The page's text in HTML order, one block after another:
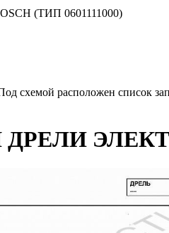
(ТИП 0601111000)
схемой расположен список